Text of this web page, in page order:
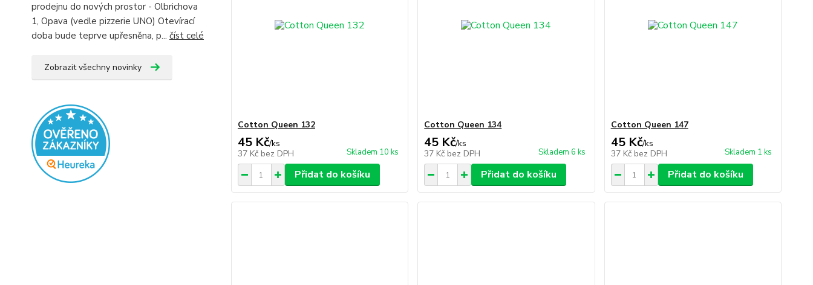
prodejnu do nových prostor - Olbrichova
1, Opava (vedle pizzerie UNO) Otevírací
doba bude teprve upřesněna, p... číst celé
Zobrazit všechny novinky
Cotton Queen 132
45 Kč/ks
37 Kč bez DPH Skladem 10 ks
Přidat do košíku
Cotton Queen 134
45 Kč/ks
37 Kč bez DPH Skladem 6 ks
Přidat do košíku
Cotton Queen 147
45 Kč/ks
37 Kč bez DPH Skladem 1 ks
Přidat do košíku